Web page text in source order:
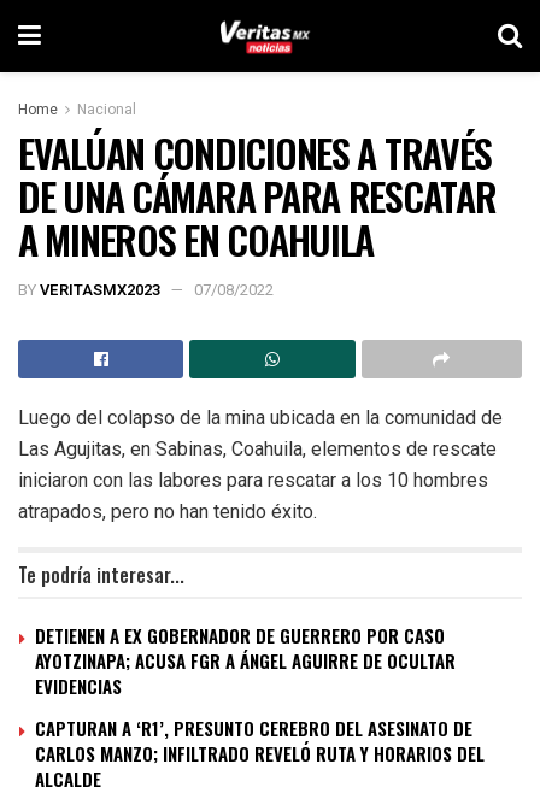
Home Nacional
EVALÚAN CONDICIONES A TRAVÉS
DE UNA CÁMARA PARA RESCATAR
A MINEROS EN COAHUILA
BYVERITASMX2023 07/08/2022
Luego del colapso de la mina ubicada en la comunidad de
Las Agujitas, en Sabinas, Coahuila, elementos de rescate
iniciaron con las labores para rescatar a los 10 hombres
atrapados, pero no han tenido éxito.
Te podría interesar...
DETIENEN A EX GOBERNADOR DE GUERRERO POR CASO
AYOTZINAPA; ACUSA FGR A ÁNGEL AGUIRRE DE OCULTAR
EVIDENCIAS
CAPTURAN A ‘R1’, PRESUNTO CEREBRO DEL ASESINATO DE
CARLOS MANZO; INFILTRADO REVELÓ RUTA Y HORARIOS DEL
ALCALDE